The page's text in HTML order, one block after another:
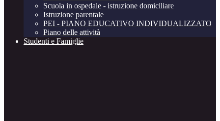
Scuola in ospedale - istruzione domiciliare
Istruzione parentale
PEI - PIANO EDUCATIVO INDIVIDUALIZZATO
Piano delle attività
Studenti e Famiglie